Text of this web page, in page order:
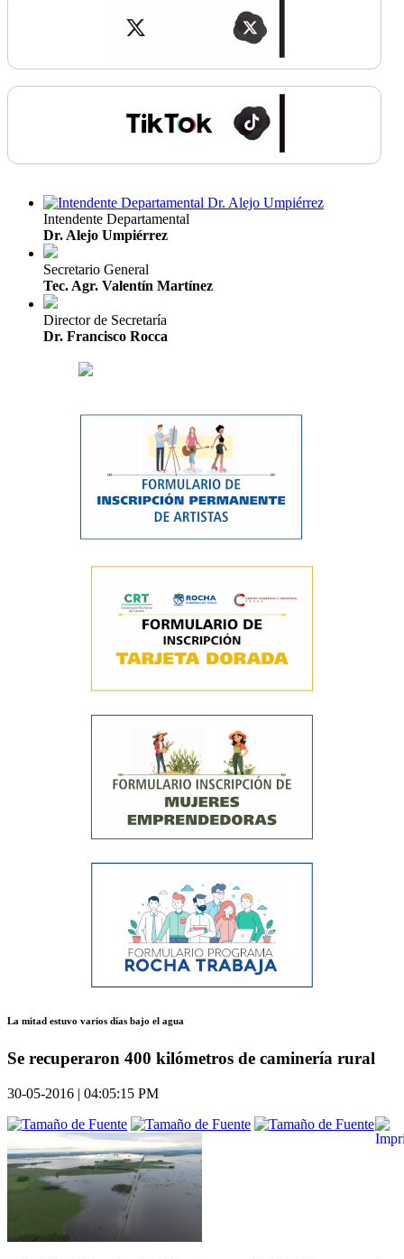
Intendente Departamental
Dr. Alejo Umpiérrez
Secretario General
Tec. Agr. Valentín Martínez
Director de Secretaría
Dr. Francisco Rocca
La mitad estuvo varios días bajo el agua
Se recuperaron 400 kilómetros de caminería rural
30-05-2016 | 04:05:15 PM